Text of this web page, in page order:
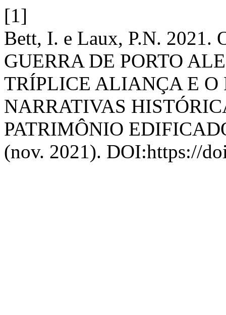
[1]
Bett, I. e Laux, P.N. 2021.
GUERRA DE PORTO
TRÍPLICE ALIANÇA E O
NARRATIVAS
PATRIMÔNIO
(nov. 2021). DOI:https://